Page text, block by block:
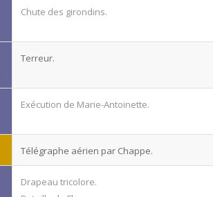
Chute des girondins.
Terreur.
Exécution de Marie-Antoinette.
Télégraphe aérien par Chappe.
Drapeau tricolore.